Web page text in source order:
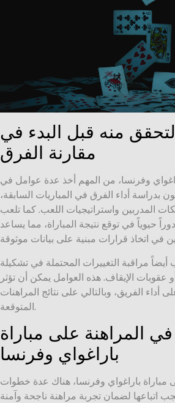
منه قبل البدء في
مقارنة الفرق
وفرنسا، من المهم أخذ عدة عوامل في
بدراسة أداء الفرق في المباريات السابقة،
المدربين واستراتيجيات اللعب. كما تلعب
حيوياً في توقع نتيجة المباراة، مما يساعد
مراقبة التغييرات المحتملة في تشكيلة
عقوبات الإيقاف. هذه العوامل يمكن أن تؤثر
الفريق، وبالتالي على نتائج المراهنات
المتوقعة.
في المراهنة على مباراة
باراغواي وفرنسا
مباراة باراغواي وفرنسا، هناك عدة خطوات